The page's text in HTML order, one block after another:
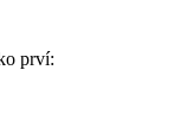
prví: